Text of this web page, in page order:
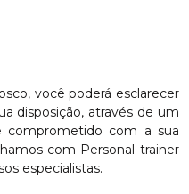
você poderá esclarecer
disposição, através de um
comprometido com a sua
com Personal trainer
especialistas.